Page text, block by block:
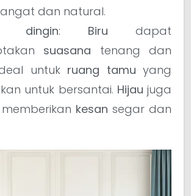
dan natural.
dingin: Biru dapat
suasana tenang dan
untuk ruang tamu yang
untuk bersantai. Hijau juga
kesan segar dan